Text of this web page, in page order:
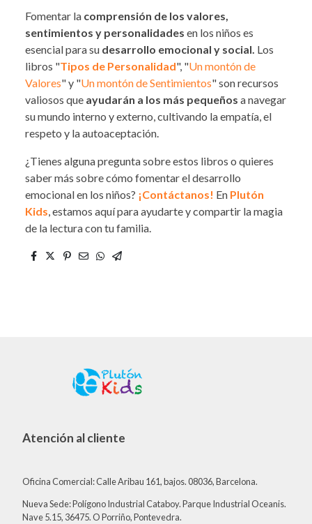
Fomentar la comprensión de los valores,
sentimientos y personalidades en los niños es
esencial para su desarrollo emocional y social. Los
libros "Tipos de Personalidad", "Un montón de
Valores" y "Un montón de Sentimientos" son recursos
valiosos que ayudarán a los más pequeños a navegar
su mundo interno y externo, cultivando la empatía, el
respeto y la autoaceptación.
¿Tienes alguna pregunta sobre estos libros o quieres
saber más sobre cómo fomentar el desarrollo
emocional en los niños? ¡Contáctanos! En Plutón
Kids , estamos aquí para ayudarte y compartir la magia
de la lectura con tu familia.
Atención al cliente
Oficina Comercial: Calle Aribau 161, bajos. 08036, Barcelona.
Nueva Sede: Polígono Industrial Cataboy. Parque Industrial Oceanis.
Nave 5.15, 36475. O Porriño, Pontevedra.